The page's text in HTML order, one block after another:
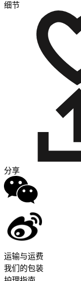
细节
分享
运输与运费
我们的包装